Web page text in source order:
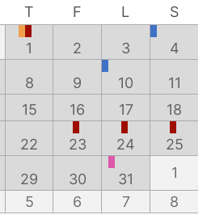
T F L
S
1 2 3 4
8 9 10
11
15 16 17 18
22 23 24 25
29 30 31
1
5 6 7 8